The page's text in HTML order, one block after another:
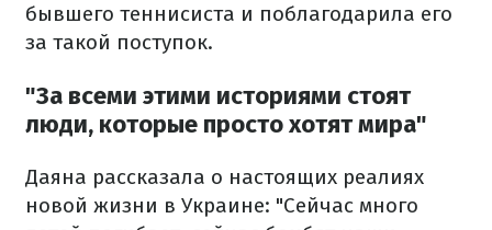
бывшего теннисиста и поблагодарила его
за такой поступок.
"За всеми этими историями стоят
люди, которые просто хотят мира"
Даяна рассказала о настоящих реалиях
новой жизни в Украине: "Сейчас много